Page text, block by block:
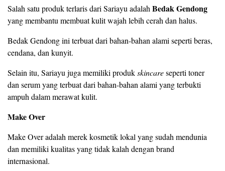
Salah satu produk terlaris dari Sariayu adalah Bedak Gendong
yang membantu membuat kulit wajah lebih cerah dan halus.
Bedak Gendong ini terbuat dari bahan-bahan alami seperti beras,
cendana, dan kunyit.
Selain itu, Sariayu juga memiliki produkskincareseperti toner
dan serum yang terbuat dari bahan-bahan alami yang terbukti
ampuh dalam merawat kulit.
Make Over
Make Over adalah merek kosmetik lokal yang sudah mendunia
dan memiliki kualitas yang tidak kalah dengan brand
internasional.